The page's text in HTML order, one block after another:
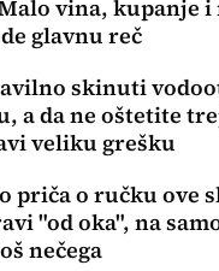
vina, kupanje
glavnu reč
skinuti
a da ne oštetite
veliku grešku
priča o ručku ove
"od oka", na
nečega